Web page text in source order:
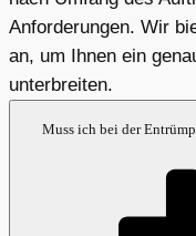
Anforderungen. Wir
an, um Ihnen ein
unterbreiten.
Muss ich bei der